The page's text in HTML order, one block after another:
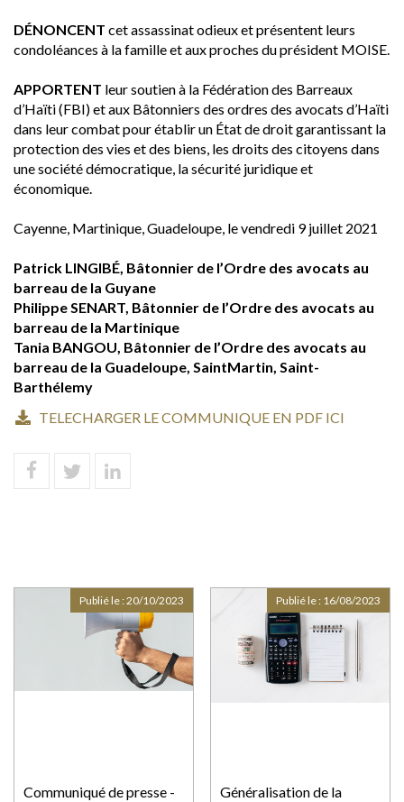
DÉNONCENT cet assassinat odieux et présentent leurs
condoléances à la famille et aux proches du président MOISE.
APPORTENT leur soutien à la Fédération des Barreaux
d’Haïti (FBI) et aux Bâtonniers des ordres des avocats d’Haïti
dans leur combat pour établir un État de droit garantissant la
protection des vies et des biens, les droits des citoyens dans
une société démocratique, la sécurité juridique et
économique.
Cayenne, Martinique, Guadeloupe, le vendredi 9 juillet 2021
Patrick LINGIBÉ, Bâtonnier de l’Ordre des avocats au
barreau de la Guyane
Philippe SENART, Bâtonnier de l’Ordre des avocats au
barreau de la Martinique
Tania BANGOU, Bâtonnier de l’Ordre des avocats au
barreau de la Guadeloupe, SaintMartin, Saint-
Barthélemy
TELECHARGER LE COMMUNIQUE EN PDF ICI
Communiqué de presse -
Publié le :20/10/2023
Généralisation de la
Publié le : 16/08/2023